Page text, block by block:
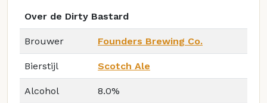
Over de Dirty Bastard
Brouwer Founders Brewing Co.
Bierstijl Scotch Ale
Alcohol 8.0%